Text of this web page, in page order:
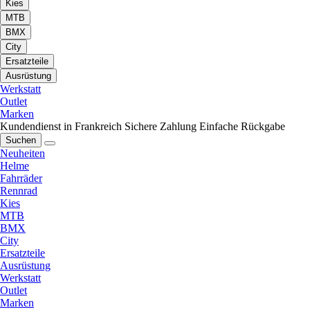
Kies
MTB
BMX
City
Ersatzteile
Ausrüstung
Werkstatt
Outlet
Marken
Kundendienst in Frankreich Sichere Zahlung Einfache Rückgabe
Suchen
Neuheiten
Helme
Fahrräder
Rennrad
Kies
MTB
BMX
City
Ersatzteile
Ausrüstung
Werkstatt
Outlet
Marken